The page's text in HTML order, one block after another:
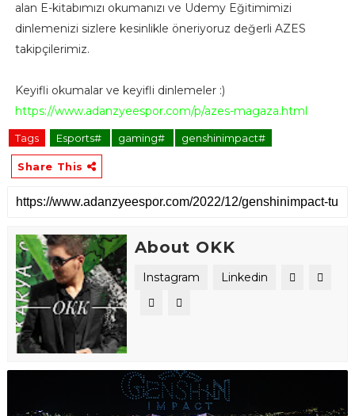
alan E-kitabımızı okumanızı ve Udemy Eğitimimizi
dinlemenizi sizlere kesinlikle öneriyoruz değerli AZES
takipçilerimiz.
Keyifli okumalar ve keyifli dinlemeler :)
https://www.adanzyeespor.com/p/azes-magaza.html
Tags Esports# gaming# genshinimpact#
Share This
About OKK
Instagram Linkedin